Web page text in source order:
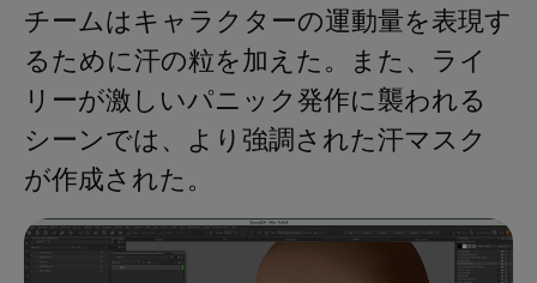
チームはキャラクターの運動量を表現す
るために汗の粒を加えた。また、ライ
リーが激しいパニック発作に襲われる
シーンでは、より強調された汗マスク
が作成された。